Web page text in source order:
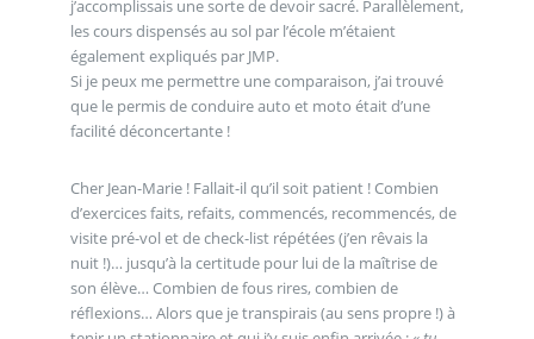
j’accomplissais une sorte de devoir sacré. Parallèlement,
les cours dispensés au sol par l’école m’étaient
également expliqués par JMP.
Si je peux me permettre une comparaison, j’ai trouvé
que le permis de conduire auto et moto était d’une
facilité déconcertante !
Cher Jean-Marie ! Fallait-il qu’il soit patient ! Combien
d’exercices faits, refaits, commencés, recommencés, de
visite pré-vol et de check-list répétées (j’en rêvais la
nuit !)… jusqu’à la certitude pour lui de la maîtrise de
son élève… Combien de fous rires, combien de
réflexions… Alors que je transpirais (au sens propre !) à